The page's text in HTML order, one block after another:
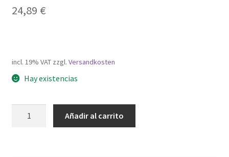
24,89 €
incl. 19% VAT zzgl. Versandkosten
Hay existencias
Añadir al carrito